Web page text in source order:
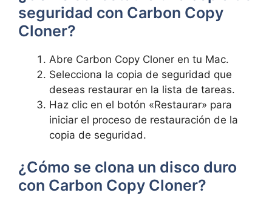
seguridad con Carbon Copy
Cloner?
Abre Carbon Copy Cloner ‌en​ tu Mac.
Selecciona la copia de seguridad que
deseas restaurar en la lista de tareas.
Haz clic en el botón «Restaurar» para
iniciar el proceso⁢ de restauración de la
copia de seguridad.
⁤¿Cómo se clona un disco duro
con Carbon Copy Cloner?